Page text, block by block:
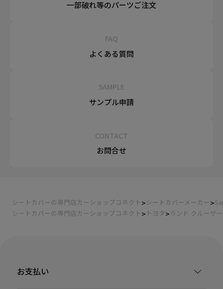
一部破れ等のパーツご注文
FAQ
よくある質問
SAMPLE
サンプル申請
CONTACT
お問合せ
シートカバーの専門店カーショップコネクト シートカバーメーカー
シートカバーの専門店カーショップコネクト
トヨタ ランド クルーザ
お支払い